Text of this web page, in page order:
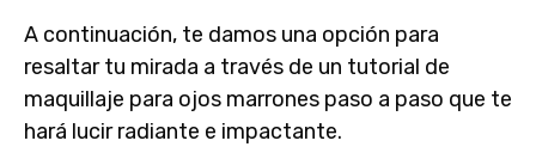
A continuación, te damos una opción para
resaltar tu mirada a través de un tutorial de
maquillaje para ojos marrones paso a paso que te
hará lucir radiante e impactante.